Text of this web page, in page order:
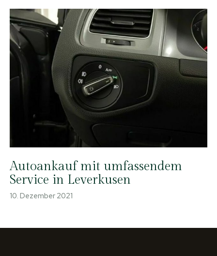
Autoankauf mit umfassendem
Service in Leverkusen
10. Dezember 2021